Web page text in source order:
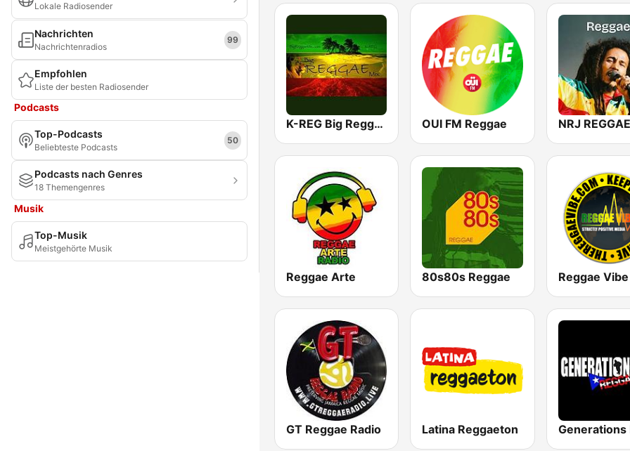
Lokale Radiosender
Nachrichten
Nachrichtenradios
99
Empfohlen
Liste der besten Radiosender
Podcasts
Top-Podcasts
Beliebteste Podcasts
50
Podcasts nach Genres
18 Themengenres
Musik
Top-Musik
Meistgehörte Musik
K-REG Big Reggae Mix OUI FM Reggae NRJ REGGAE
Reggae Arte 80s80s Reggae
GT Reggae Radio Latina Reggaeton